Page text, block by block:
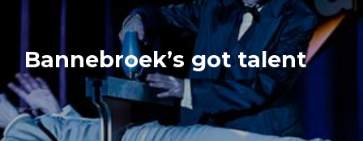
Bannebroek’s got talent